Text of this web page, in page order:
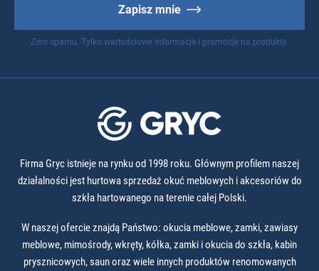
Zapisz mnie
Zero spamu. Tylko wartościowe informacje i promocje na produkty.
Firma Gryc istnieje na rynku od 1998 roku. Głównym profilem naszej
działalności jest hurtowa sprzedaż okuć meblowych i akcesoriów do
szkła hartowanego na terenie całej Polski.
W naszej ofercie znajdą Państwo: okucia meblowe, zamki, zawiasy
meblowe, mimośrody, wkręty, kółka, zamki i okucia do szkła, kabin
prysznicowych, saun oraz wiele innych produktów renomowanych